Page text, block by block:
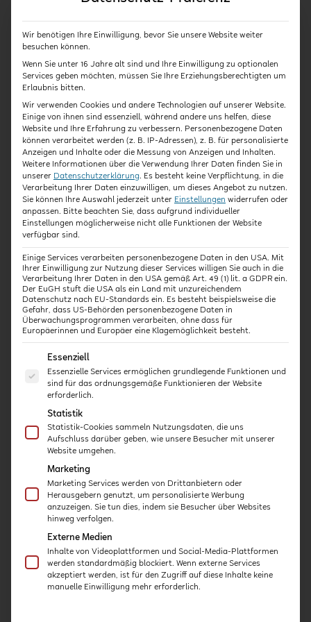
Kursart
Expert:innen-Interview ca. 45 Minuten
Laufzeit
15 Tage
Abschluss
Teilnahmebestätigung
Stefanie Serrato
FACHBERATUNG UND
PROZESSBEGLEITUNG
Stefanie Serrato ist
Fachberatung und
Pädagogik in der Kita. Sie
zertifizierte Diversity
Coachin und begleitet
Kitafachkräfte in den USA
einer kultursensiblen
inklusiven Lernumgebung.
Mit kompakten Online
Wir benötigen Ihre Einwilligung, bevor Sie unsere Website weiter
besuchen können.
Wenn Sie unter 16 Jahre alt sind und Ihre Einwilligung zu optionalen
Services geben möchten, müssen Sie Ihre Erziehungsberechtigten um
Erlaubnis bitten.
Wir verwenden Cookies und andere Technologien auf unserer Website.
Einige von ihnen sind essenziell, während andere uns helfen, diese
Website und Ihre Erfahrung zu verbessern. Personenbezogene Daten
können verarbeitet werden (z. B. IP-Adressen), z. B. für personalisierte
Anzeigen und Inhalte oder die Messung von Anzeigen und Inhalten.
Weitere Informationen über die Verwendung Ihrer Daten finden Sie in
unserer Datenschutzerklärung. Es besteht keine Verpflichtung, in die
Verarbeitung Ihrer Daten einzuwilligen, um dieses Angebot zu nutzen.
Sie können Ihre Auswahl jederzeit unter Einstellungen widerrufen oder
anpassen. Bitte beachten Sie, dass aufgrund individueller
Einstellungen möglicherweise nicht alle Funktionen der Website
verfügbar sind.
Einige Services verarbeiten personenbezogene Daten in den USA. Mit
Ihrer Einwilligung zur Nutzung dieser Services willigen Sie auch in die
Verarbeitung Ihrer Daten in den USA gemäß Art. 49 (1) lit. a GDPR ein.
Der EuGH stuft die USA als ein Land mit unzureichendem
Datenschutz nach EU-Standards ein. Es besteht beispielsweise die
Gefahr, dass US-Behörden personenbezogene Daten in
Überwachungsprogrammen verarbeiten, ohne dass für
Europäerinnen und Europäer eine Klagemöglichkeit besteht.
Es folgt eine Liste der Service-Gruppen, für die eine
Essenziell
Essenzielle Services ermöglichen grundlegende Funktionen und
sind für das ordnungsgemäße Funktionieren der Website
erforderlich.
Statistik
Statistik-Cookies sammeln Nutzungsdaten, die uns
Aufschluss darüber geben, wie unsere Besucher mit unserer
Website umgehen.
Marketing
Marketing Services werden von Drittanbietern oder
Herausgebern genutzt, um personalisierte Werbung
anzuzeigen. Sie tun dies, indem sie Besucher über Websites
hinweg verfolgen.
Externe Medien
Inhalte von Videoplattformen und Social-Media-Plattformen
werden standardmäßig blockiert. Wenn externe Services
akzeptiert werden, ist für den Zugriff auf diese Inhalte keine
manuelle Einwilligung mehr erforderlich.